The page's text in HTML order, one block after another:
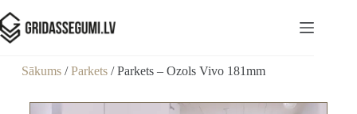
Sākums/Parkets/ Parkets – Ozols Vivo 181mm